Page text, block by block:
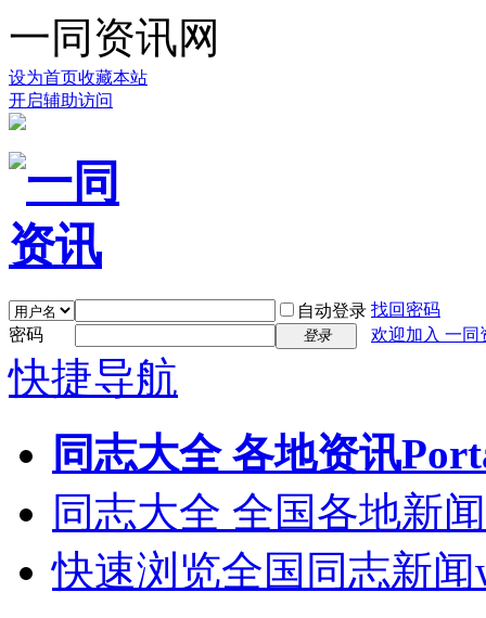
一同资讯网
设为首页收藏本站
开启辅助访问
自动登录 找回密码
密码
登录 欢迎加入 一同
快捷导航
同志大全 各地资讯
同志大全 全国各地新闻
快速浏览全国同志新闻